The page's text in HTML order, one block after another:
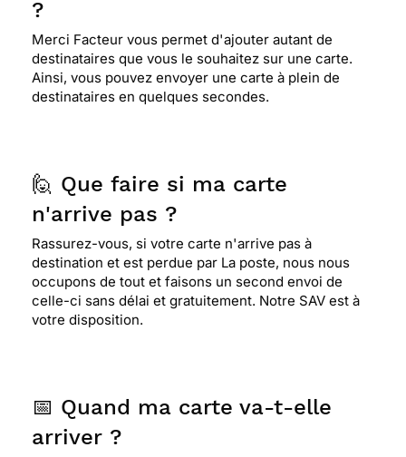
?
Merci Facteur vous permet d'ajouter autant de
destinataires que vous le souhaitez sur une carte.
Ainsi, vous pouvez envoyer une carte à plein de
destinataires en quelques secondes.
🙋 Que faire si ma carte
n'arrive pas ?
Rassurez-vous, si votre carte n'arrive pas à
destination et est perdue par La poste, nous nous
occupons de tout et faisons un second envoi de
celle-ci sans délai et gratuitement. Notre SAV est à
votre disposition.
📅 Quand ma carte va-t-elle
arriver ?